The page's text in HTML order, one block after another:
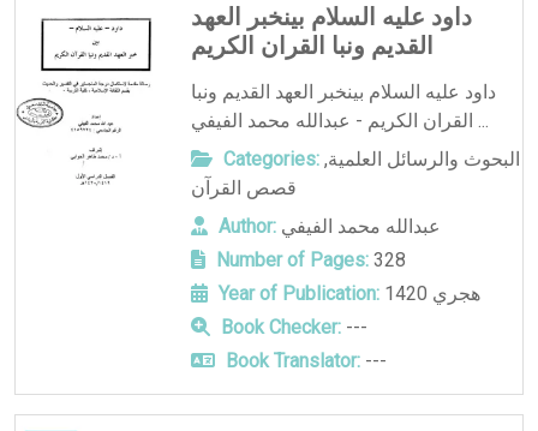
داود عليه السلام بينخبر العهد
القديم ونبا القران الكريم
داود عليه السلام بينخبر العهد القديم ونبا
القران الكريم - عبدالله محمد الفيفي ...
Categories: البحوث والرسائل العلمية,
قصص القرآن
Author: عبدالله محمد الفيفي
Number of Pages:328
Year of Publication:
1420 هجري
Book Checker:---
Book Translator:---